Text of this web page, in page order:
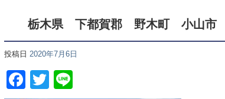
栃木県 下都賀郡 野木町 小山
人 募集
投稿日 2020年7月6日
Facebook
Twitter